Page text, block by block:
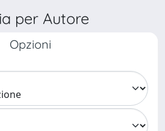
per Autore
Opzioni